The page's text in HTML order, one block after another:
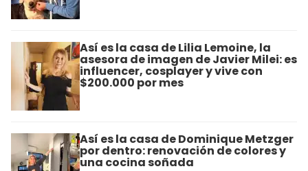
Así es la casa de Lilia Lemoine, la
asesora de imagen de Javier Milei: es
influencer, cosplayer y vive con
$200.000 por mes
Así es la casa de Dominique Metzger
por dentro: renovación de colores y
una cocina soñada